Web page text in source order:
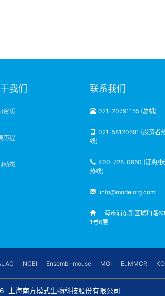
我们
资质
历程
动态
联系我们
021-20791155 (总机)
021-58120591 (投资者
线)
400-728-0660 (订购/
热线)
info@modelorg.com
上海市浦东新区琥珀路
1号6层
NCBI Ensembl-mouse MGI EuMMCR
上海南方模式生物科技股份有限公司